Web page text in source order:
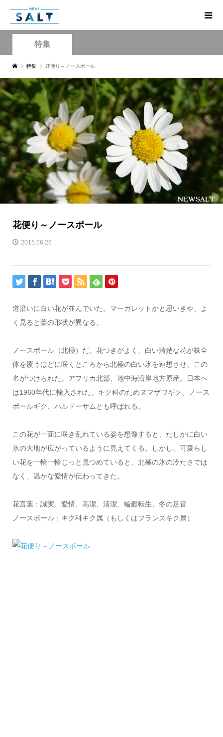
特集
特集 花便り～ノースポール
花便り～ノースポール
2015.06.26
道沿いに白い花が並んでいた。マーガレットかと思いきや、よ
く見ると葉の形状が異なる。
ノースポール（北極）だ。花つきがよく、白い清楚な花が株全
体を覆うほどに咲くところから北極の白い氷を連想させ、この
名がつけられた。アフリカ北部、地中海沿岸地方原産。日本へ
は1960年代に輸入された。キク科のためヌマザワギク、ノース
ポールギク、パルドーサムとも呼ばれる。
この花が一面に咲き乱れている姿を想像すると、たしかに白い
氷の大地が広がっているように見えてくる。しかし、可愛らし
い花を一輪一輪じっと見つめていると、北極の氷の冷たさでは
なく、温かな愛情が伝わってきた。
花言葉：誠実、愛情、高潔、清潔、輪廻転生、冬の足音
ノースポール：キク科キク属（もしくはフランスキク属）